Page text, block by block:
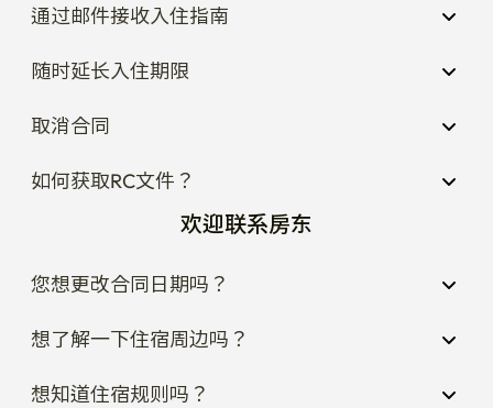
通过邮件接收入住指南
随时延长入住期限
取消合同
如何获取RC文件？
欢迎联系房东
您想更改合同日期吗？
想了解一下住宿周边吗？
想知道住宿规则吗？